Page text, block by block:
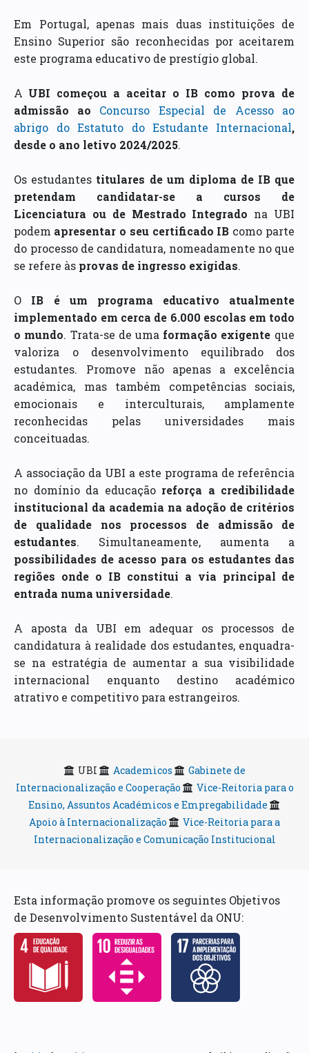
Em Portugal, apenas mais duas instituições de
Ensino Superior são reconhecidas por aceitarem
este programa educativo de prestígio global.
A UBI começou a aceitar o IB como prova de
admissão ao Concurso Especial de Acesso ao
abrigo do Estatuto do Estudante Internacional,
desde o ano letivo 2024/2025.
Os estudantes titulares de um diploma de IB que
pretendam candidatar-se a cursos de
Licenciatura ou de Mestrado Integrado na UBI
podem apresentar o seu certificado IB como parte
do processo de candidatura, nomeadamente no que
se refere às provas de ingresso exigidas.
O IB é um programa educativo atualmente
implementado em cerca de 6.000 escolas em todo
o mundo. Trata-se de uma formação exigente que
valoriza o desenvolvimento equilibrado dos
estudantes. Promove não apenas a excelência
académica, mas também competências sociais,
emocionais e interculturais, amplamente
reconhecidas pelas universidades mais
conceituadas.
A associação da UBI a este programa de referência
no domínio da educação reforça a credibilidade
institucional da academia na adoção de critérios
de qualidade nos processos de admissão de
estudantes. Simultaneamente, aumenta a
possibilidades de acesso para os estudantes das
regiões onde o IB constitui a via principal de
entrada numa universidade.
A aposta da UBI em adequar os processos de
candidatura à realidade dos estudantes, enquadra-
se na estratégia de aumentar a sua visibilidade
internacional enquanto destino académico
atrativo e competitivo para estrangeiros.
UBI Academicos
Gabinete de
Internacionalização e Cooperação
Vice-Reitoria para o
Ensino, Assuntos Académicos e Empregabilidade
Apoio à Internacionalização
Vice-Reitoria para a
Internacionalização e Comunicação Institucional
Esta informação promove os seguintes Objetivos
de Desenvolvimento Sustentável da ONU: